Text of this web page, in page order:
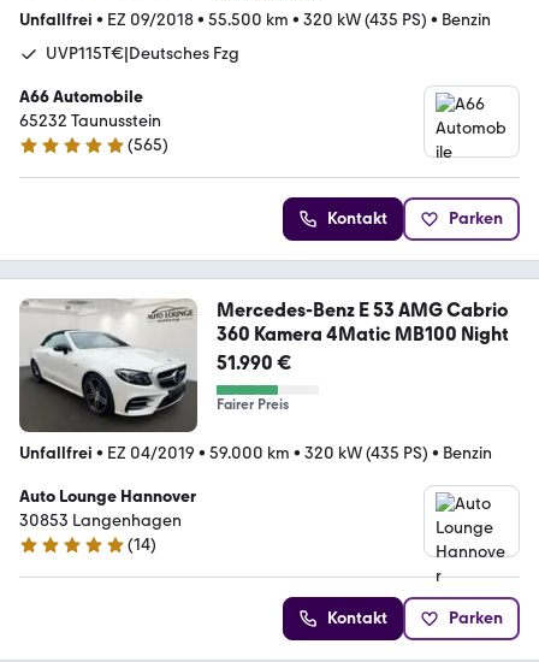
Unfallfrei • EZ 09/2018• 55.500 km • 320 kW (435 PS) • Benzin
UVP115T€|Deutsches Fzg
A66 Automobile
65232 Taunusstein
4.9 Sterne
(565)
Kontakt Parken
Mercedes-Benz E 53 AMG Cabrio
360 Kamera 4Matic MB100 Night
51.990 €
Fairer Preis
Unfallfrei • EZ 04/2019 • 59.000 km • 320 kW (435 PS) • Benzin
Auto Lounge Hannover
30853 Langenhagen
5 Sterne
(14)
Kontakt Parken